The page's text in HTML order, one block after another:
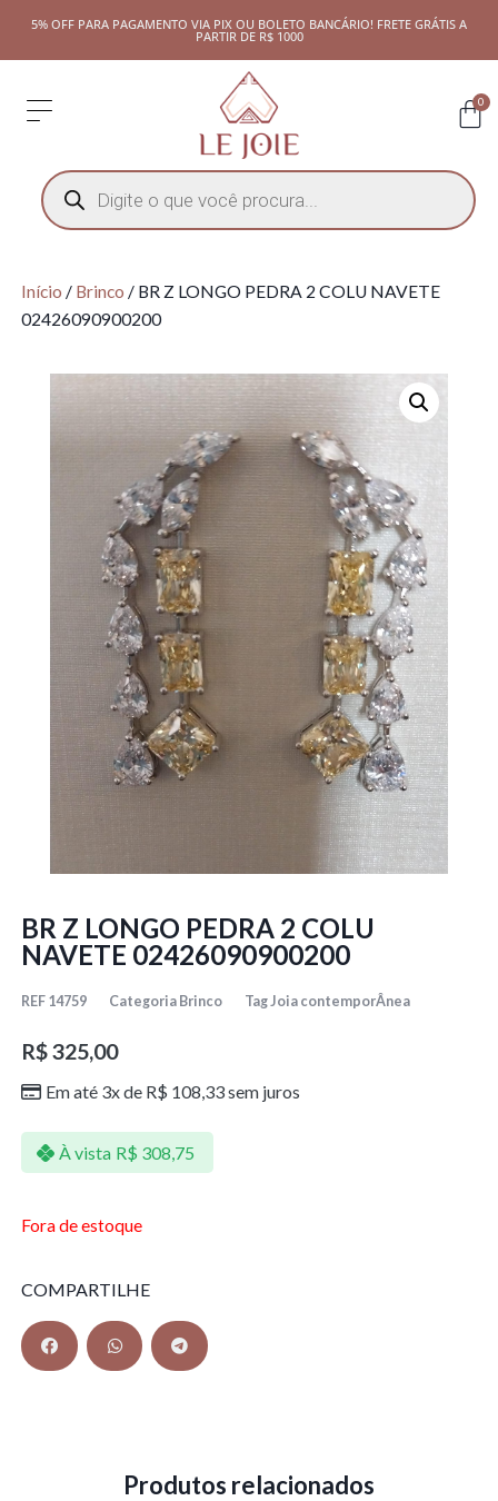
5% OFF PARA PAGAMENTO VIA PIX OU BOLETO BANCÁRIO! FRETE GRÁTIS A
PARTIR DE R$ 1000
0
Início / Brinco / BR Z LONGO PEDRA 2 COLU NAVETE
02426090900200
BR Z LONGO PEDRA 2 COLU
NAVETE 02426090900200
REF 14759 Categoria Brinco TagJoia contemporÂnea
R$325,00
Em até 3x de R$ 108,33sem juros
À vista R$ 308,75
Fora de estoque
COMPARTILHE
Produtos relacionados